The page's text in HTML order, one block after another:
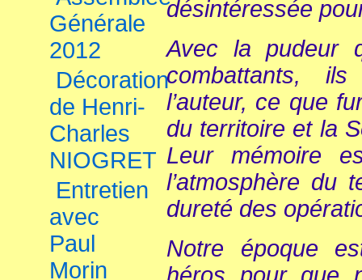
Générale
2012
Décoration
de Henri-
Charles
NIOGRET
Entretien
avec
Paul
Morin
désintéressée
Avec la pudeur
combattants,
l’auteur, ce que
du territoire et la
Leur mémoire
l’atmosphère du
dureté des
Notre époque